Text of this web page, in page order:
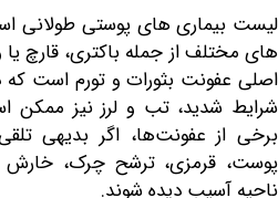
های پوستی طولانی است.
از جمله باکتری، قارچ یا
بثورات و تورم است که در
تب و لرز نیز ممکن است رخ
عفونت‌ها، اگر بدیهی تلقی
ترشح چرک، خارش و
دیده شوند.